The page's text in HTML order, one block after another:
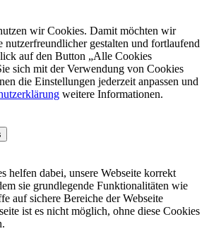
wir Cookies. Damit möchten wir
nutzerfreundlicher gestalten und fortlaufend
auf den Button „Alle Cookies
sich mit der Verwendung von Cookies
die Einstellungen jederzeit anpassen und
weitere Informationen.
helfen dabei, unsere Webseite korrekt
sie grundlegende Funktionalitäten wie
auf sichere Bereiche der Webseite
ist es nicht möglich, ohne diese Cookies